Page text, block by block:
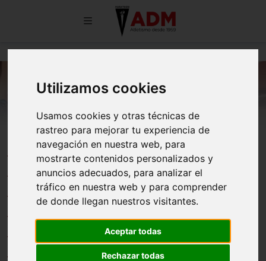
Utilizamos cookies
Usamos cookies y otras técnicas de
rastreo para mejorar tu experiencia de
navegación en nuestra web, para
mostrarte contenidos personalizados y
anuncios adecuados, para analizar el
tráfico en nuestra web y para comprender
de donde llegan nuestros visitantes.
Aceptar todas
Rechazar todas
MEDALLA DE ORO DE JULIA
BELTRÁN EN EL 1000 M DE UNA
REUNIÓN INTERNACIONAL
CIUDAD DE GUADALAJARA
CON PRESENCIA
MARATHONIANA